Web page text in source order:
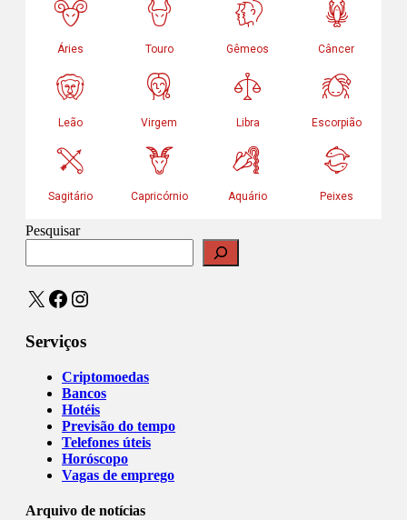
Pesquisar
X Facebook
Instagram
Serviços
Criptomoedas
Bancos
Hotéis
Previsão do tempo
Telefones úteis
Horóscopo
Vagas de emprego
Arquivo de notícias